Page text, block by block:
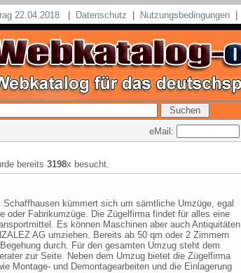
22.04.2018 Datenschutz Nutzungsbedingungen
eMail:
bereits 3198x besucht.
Schaffhausen kümmert sich um sämtliche Umzüge, egal
oder Fabrikumzüge. Die Zügelfirma findet für alles eine
Es können Maschinen aber auch Antiquitäten
AG umziehen. Bereits ab 50 qm oder 2 Zimmern
durch. Für den gesamten Umzug steht dem
zur Seite. Neben dem Umzug bietet die Zügelfirma
Montage- und Demontagearbeiten und die Einlagerung